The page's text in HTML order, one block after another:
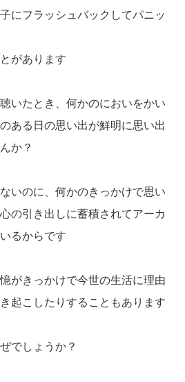
にフラッシュバックしてパニッ
があります
いたとき、何かのにおいをかい
ある日の思い出が鮮明に思い出
か？
いのに、何かのきっかけで思い
の引き出しに蓄積されてアーカ
るからです
がきっかけで今世の生活に理由
起こしたりすることもあります
でしょうか？